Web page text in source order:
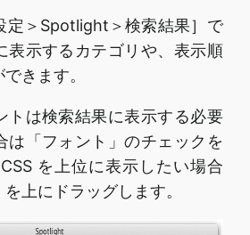
定＞Spotlight＞検索結果］で
表示するカテゴリや、表示順
きます。
トは検索結果に表示する必要
は「フォント」のチェックを
を上位に表示したい場合
上にドラッグします。